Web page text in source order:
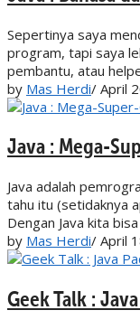
Sepertinya saya
program, tapi saya
pembantu, atau
by Mas Herdi/ April
Java : Mega-
Java adalah
tahu itu (setidaknya
Dengan Java kita
by Mas Herdi/ April
Geek Talk :